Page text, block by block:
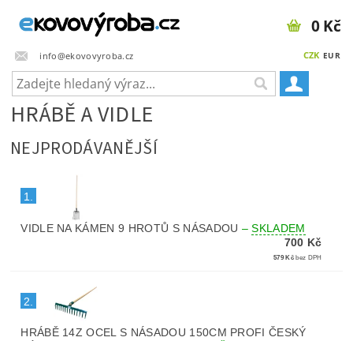
info@ekovovyroba.cz CZK EUR
0 Kč
HRÁBĚ A VIDLE
NEJPRODÁVANĚJŠÍ
1.
VIDLE NA KÁMEN 9 HROTŮ S NÁSADOU –SKLADEM
700 Kč
579 Kč bez DPH
2.
HRÁBĚ 14Z OCEL S NÁSADOU 150CM PROFI ČESKÝ